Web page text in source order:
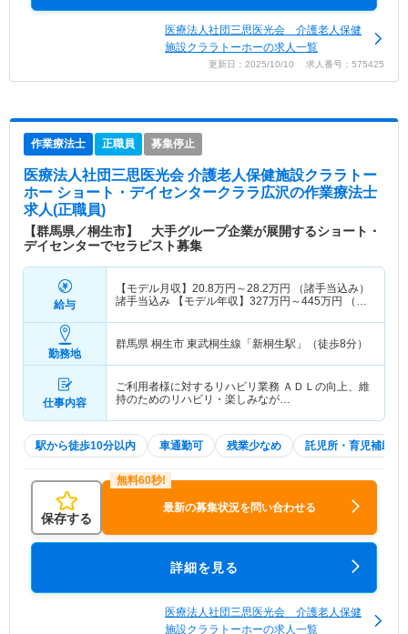
医療法人社団三思医光会 介護老人保健
施設クララトーホーの求人一覧
更新日：2025/10/10 求人番号：575425
作業療法士 正職員 募集停止
医療法人社団三思医光会 介護老人保健施設クララトー
ホー ショート・デイセンタークララ広沢の作業療法士
求人(正職員)
【群馬県／桐生市】 大手グループ企業が展開するショート・
デイセンターでセラピスト募集
給与
【モデル月収】 20.8万円～28.2万円 （諸手当込み）
諸手当込み 【モデル年収】 327万円～445万円 （諸
勤務地
群馬県 桐生市 東武桐生線「新桐生駅」（徒歩8分）
仕事内容
ご利用者様に対するリハビリ業務 ＡＤＬの向上、維
持のためのリハビリ・楽しみなが…
駅から徒歩10分以内 車通勤可 残業少なめ 託児所・育児補助
保存する
最新の募集状況を問い合わせる
詳細を見る
医療法人社団三思医光会 介護老人保健
施設クララトーホーの求人一覧